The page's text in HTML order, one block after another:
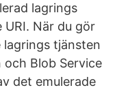
lagrings
När du gör
lagrings tjänsten
Blob Service
det emulerade